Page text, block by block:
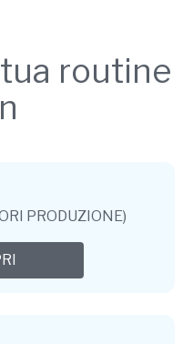
routine
PRODUZIONE)